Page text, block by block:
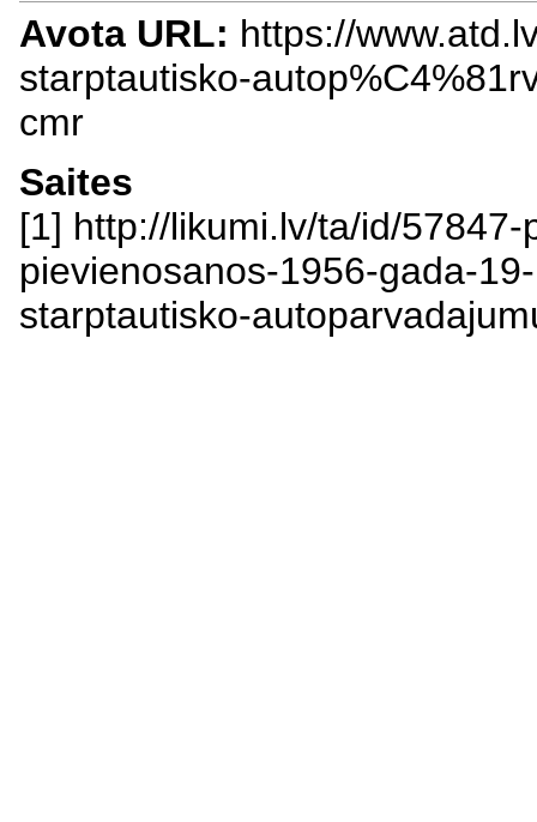
Avota URL: https://
starptautisko-
cmr
Saites
[1] http://likumi.lv/ta/id/
pievienosanos-1956-gada-
starptautisko-